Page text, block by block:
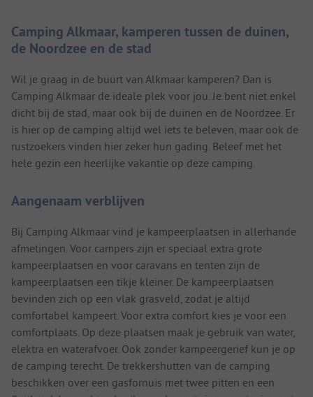
Camping Alkmaar, kamperen tussen de duinen,
de Noordzee en de stad
Wil je graag in de buurt van Alkmaar kamperen? Dan is
Camping Alkmaar de ideale plek voor jou. Je bent niet enkel
dicht bij de stad, maar ook bij de duinen en de Noordzee. Er
is hier op de camping altijd wel iets te beleven, maar ook de
rustzoekers vinden hier zeker hun gading. Beleef met het
hele gezin een heerlijke vakantie op deze camping.
Aangenaam verblijven
Bij Camping Alkmaar vind je kampeerplaatsen in allerhande
afmetingen. Voor campers zijn er speciaal extra grote
kampeerplaatsen en voor caravans en tenten zijn de
kampeerplaatsen een tikje kleiner. De kampeerplaatsen
bevinden zich op een vlak grasveld, zodat je altijd
comfortabel kampeert. Voor extra comfort kies je voor een
comfortplaats. Op deze plaatsen maak je gebruik van water,
elektra en waterafvoer. Ook zonder kampeergerief kun je op
de camping terecht. De trekkershutten van de camping
beschikken over een gasfornuis met twee pitten en een